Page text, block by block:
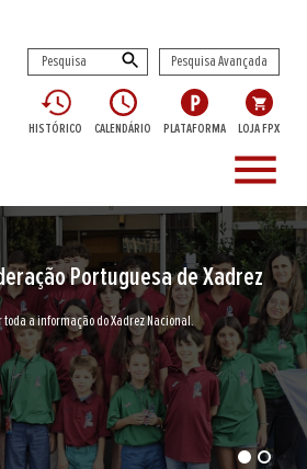
Pesquisa Avançada
HISTÓRICO CALENDÁRIO PLATAFORMA LOJA FPX
menu
Portuguesa de Xadrez
a informação do Xadrez Nacional.